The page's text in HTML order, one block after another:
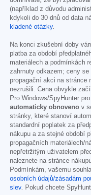
(například z důvodu
kdykoli do 30 dnů od data
kladené otázky.
Na konci zkušební doby
platba za období
materiálech a podmínkách
zahrnuty odkazem; ceny
propagační akci na stránce
nezrušili. Cena obvykle
Pro Windows/SpyHunter
automaticky obnoveno v
stránky, které stanoví
standardní poplatek za
nákupu a za stejné období
propagačních materiálech/
nepřetržitým uživatelem
naleznete na stránce
Podmínkám, vašemu
osobních údajů/zásadám
slev. Pokud chcete